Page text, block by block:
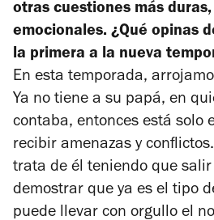
otras cuestiones más
emocionales. ¿Qué opinas
la primera a la nueva
En esta temporada,
Ya no tiene a su papá, en
contaba, entonces está solo
recibir amenazas y
trata de él teniendo que
demostrar que ya es el tipo
puede llevar con orgullo el